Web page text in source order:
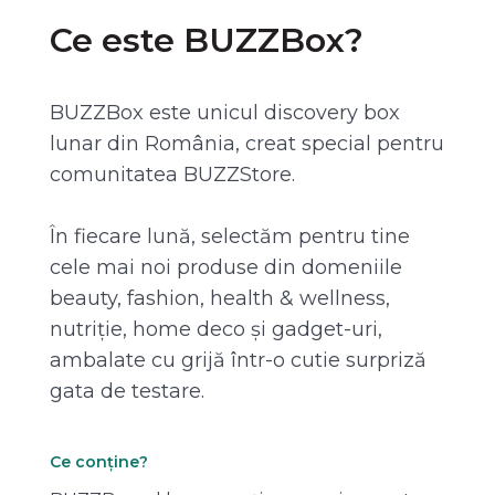
Ce este BUZZBox?
BUZZBox este unicul discovery box
lunar din România, creat special pentru
comunitatea BUZZStore.
În fiecare lună, selectăm pentru tine
cele mai noi produse din domeniile
beauty, fashion, health & wellness,
nutriție, home deco și gadget-uri,
ambalate cu grijă într-o cutie surpriză
gata de testare.
Ce conține?